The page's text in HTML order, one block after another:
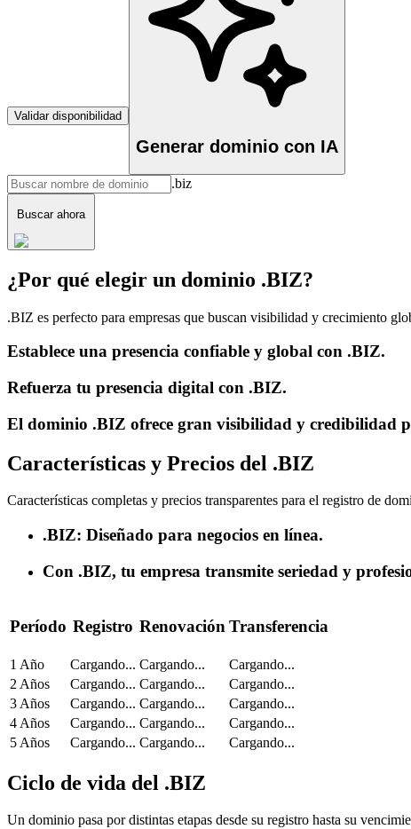
Validar disponibilidad
Generar dominio con IA
.biz
Buscar ahora
¿Por qué elegir un dominio .BIZ?
.BIZ es perfecto para empresas que buscan visibilidad y crecimiento
Establece una presencia confiable y global con .BIZ.
Refuerza tu presencia digital con .BIZ.
El dominio .BIZ ofrece gran visibilidad y credibilidad
Características y Precios del .BIZ
Características completas y precios transparentes para el registro de
.BIZ: Diseñado para negocios en línea.
Con .BIZ, tu empresa transmite seriedad y
Período Registro RenovaciónTransferencia
1 Año Cargando... Cargando...
Cargando...
2 Años
Cargando... Cargando...
Cargando...
3 Años
Cargando... Cargando...
Cargando...
4 Años
Cargando... Cargando...
Cargando...
5 Años
Cargando... Cargando... Cargando...
Ciclo de vida del .BIZ
Un dominio pasa por distintas etapas desde su registro hasta su